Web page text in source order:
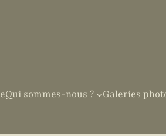
Qui sommes-nous ? Galeries